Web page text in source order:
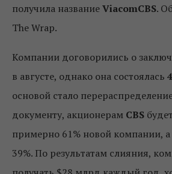
получила названиеViacomCBS.
The Wrap.
Компании договорились о
в августе, однако она состоялась
основой стало
документу, акционерам CBS
примерно 61% новой компании,
39%. По результатам слияния,